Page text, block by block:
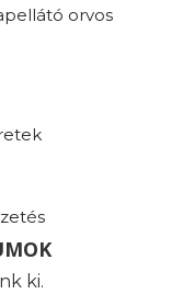
orvos
ki.